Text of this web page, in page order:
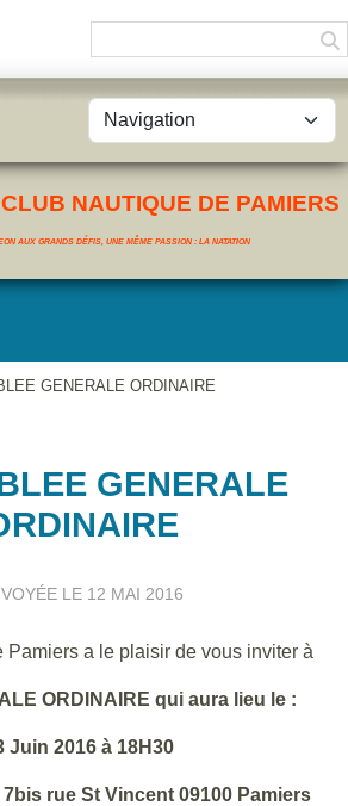
NAUTIQUE DE PAMIERS
AUX GRANDS DÉFIS, UNE MÊME PASSION : LA NATATION
GENERALE ORDINAIRE
GENERALE
LE 12 MAI 2016
Pamiers a le plaisir de vous inviter à
ORDINAIRE qui aura lieu le :
Juin 2016 à 18H30
rue St Vincent 09100 Pamiers
cookies